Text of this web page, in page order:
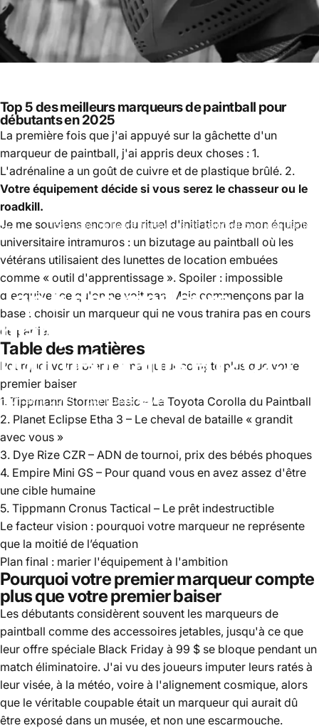
PaintballTop 5 des meilleurs marqueurs de paintball pour débutants
en 2025
Top5desmeilleurs
marqueurs
de
paintball
pourdébutantsen2025
21 avril, 2025 parLucas Hayes
Top 5 des meilleurs marqueurs de paintball pour
débutants en 2025
La première fois que j'ai appuyé sur la gâchette d'un
marqueur de paintball, j'ai appris deux choses : 1.
L'adrénaline a un goût de cuivre et de plastique brûlé. 2.
Votre équipement décide si vous serez le chasseur ou le
roadkill.
Je me souviens encore du rituel d'initiation de mon équipe
universitaire intramuros : un bizutage au paintball où les
vétérans utilisaient des lunettes de location embuées
comme « outil d'apprentissage ». Spoiler : impossible
d'esquiver ce qu'on ne voit pas. Mais commençons par la
base : choisir un marqueur qui ne vous trahira pas en cours
de partie.
Table des matières
Pourquoi votre premier marqueur compte plus que votre
premier baiser
1. Tippmann Stormer Basic – La Toyota Corolla du Paintball
2. Planet Eclipse Etha 3 – Le cheval de bataille « grandit
avec vous »
3. Dye Rize CZR – ADN de tournoi, prix des bébés phoques
4. Empire Mini GS – Pour quand vous en avez assez d'être
une cible humaine
5. Tippmann Cronus Tactical – Le prêt indestructible
Le facteur vision : pourquoi votre marqueur ne représente
que la moitié de l’équation
Plan final : marier l'équipement à l'ambition
Pourquoi votre premier marqueur compte
plus que votre premier baiser
Les débutants considèrent souvent les marqueurs de
paintball comme des accessoires jetables, jusqu'à ce que
leur offre spéciale Black Friday à 99 $ se bloque pendant un
match éliminatoire. J'ai vu des joueurs imputer leurs ratés à
leur visée, à la météo, voire à l'alignement cosmique, alors
que le véritable coupable était un marqueur qui aurait dû
être exposé dans un musée, et non une escarmouche.